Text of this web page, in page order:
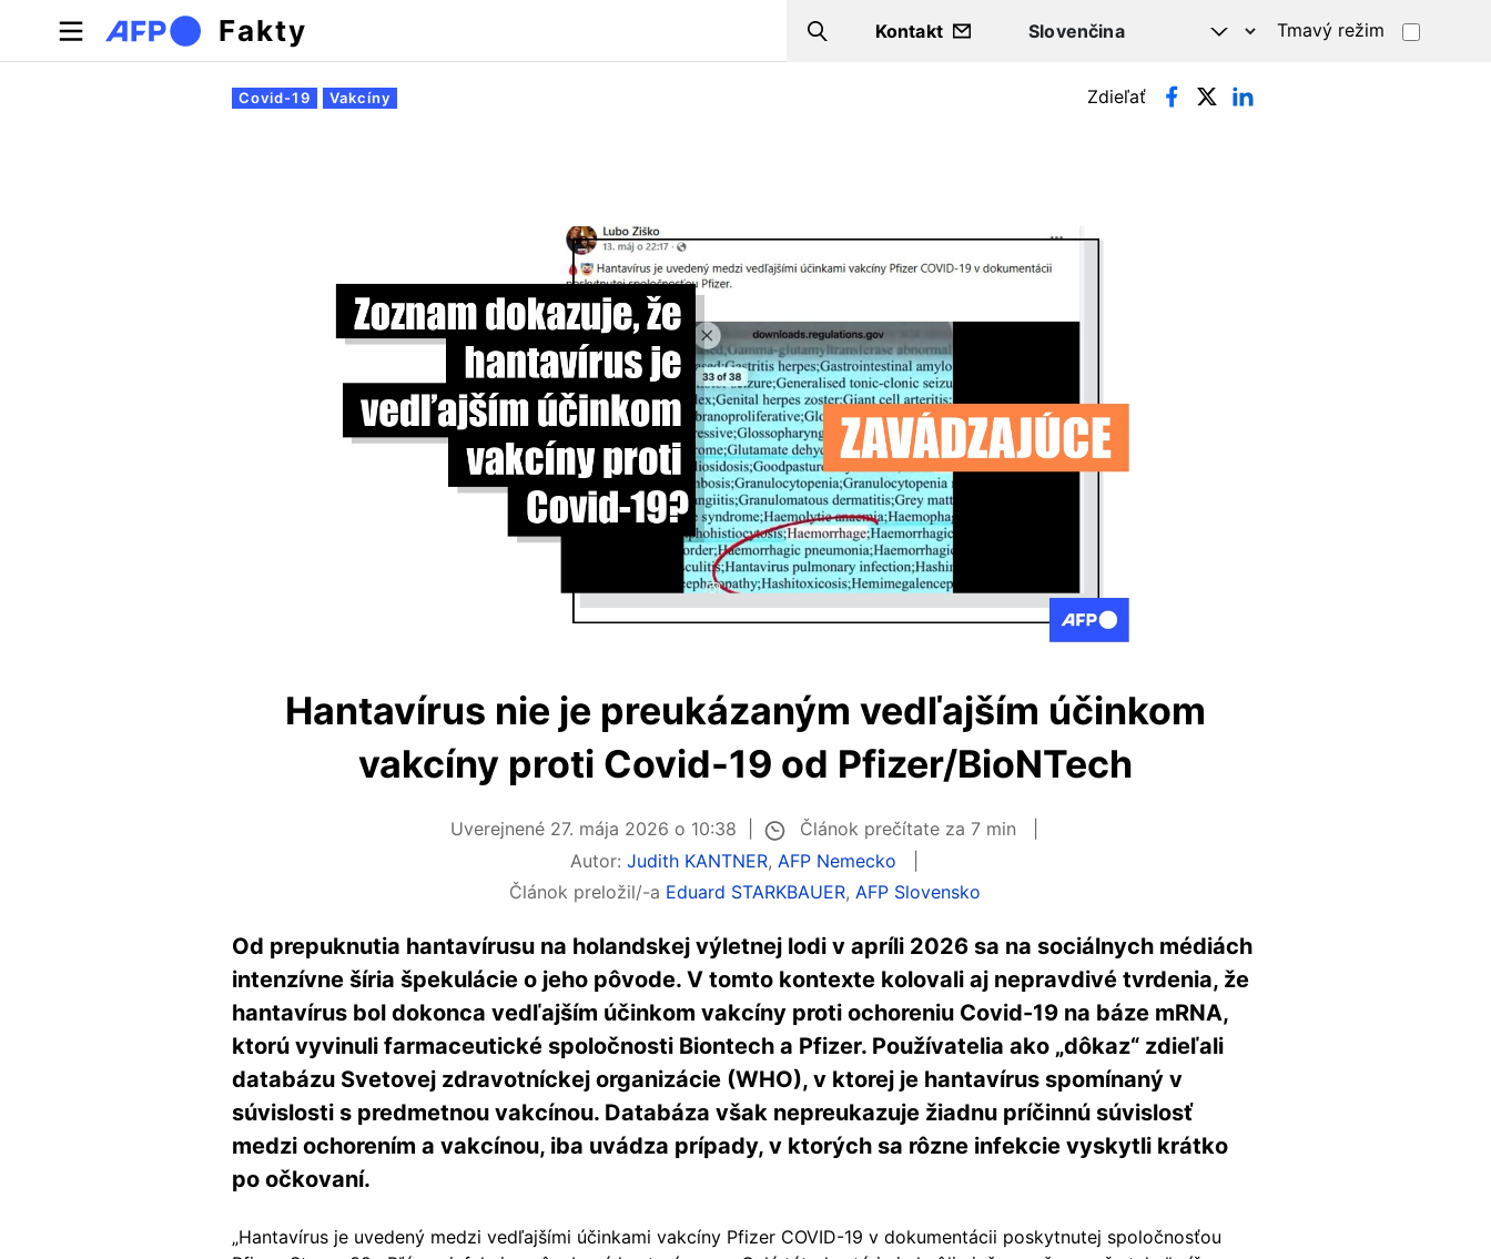
Skočiť na hlavný obsah
Fakty Search
Kontakt Tmavý režim
Primárne karty
Covid-19 Vakcíny Zdieľať
Hantavírus nie je preukázaným vedľajším účinkom
vakcíny proti Covid-19 od Pfizer/BioNTech
Uverejnené 27. mája 2026 o 10:38
Článok prečítate za 7 min
Autor: Judith KANTNER, AFP Nemecko
Článok preložil/-a Eduard STARKBAUER, AFP Slovensko
Od prepuknutia hantavírusu na holandskej výletnej lodi v apríli 2026 sa na sociálnych médiách
intenzívne šíria špekulácie o jeho pôvode. V tomto kontexte kolovali aj nepravdivé tvrdenia, že
hantavírus bol dokonca vedľajším účinkom vakcíny proti ochoreniu Covid-19 na báze mRNA,
ktorú vyvinuli farmaceutické spoločnosti Biontech a Pfizer. Používatelia ako „dôkaz“ zdieľali
databázu Svetovej zdravotníckej organizácie (WHO), v ktorej je hantavírus spomínaný v
súvislosti s predmetnou vakcínou. Databáza však nepreukazuje žiadnu príčinnú súvislosť
medzi ochorením a vakcínou, iba uvádza prípady, v ktorých sa rôzne infekcie vyskytli krátko
po očkovaní.
„Hantavírus je uvedený medzi vedľajšími účinkami vakcíny Pfizer COVID-19 v dokumentácii poskytnutej spoločnosťou